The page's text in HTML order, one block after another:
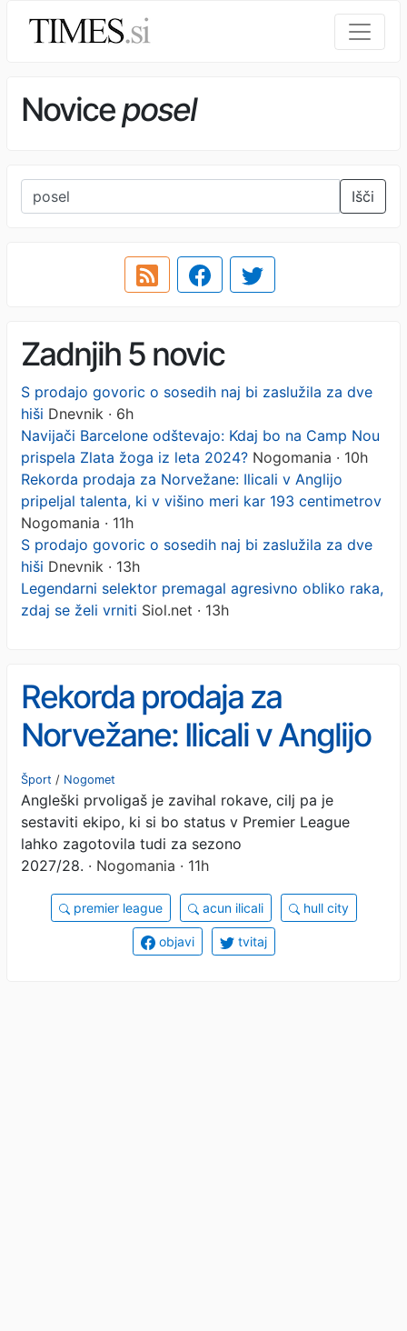
Noviceposel
Išči
Zadnjih 5 novic
S prodajo govoric o sosedih naj bi zaslužila za dve
hiši Dnevnik · 6h
Navijači Barcelone odštevajo: Kdaj bo na Camp Nou
prispela Zlata žoga iz leta 2024? Nogomania · 10h
Rekorda prodaja za Norvežane: Ilicali v Anglijo
pripeljal talenta, ki v višino meri kar 193 centimetrov
Nogomania · 11h
S prodajo govoric o sosedih naj bi zaslužila za dve
hiši Dnevnik · 13h
Legendarni selektor premagal agresivno obliko raka,
zdaj se želi vrniti Siol.net · 13h
Rekorda prodaja za
Norvežane: Ilicali v Anglijo
pripeljal talenta, ki v višino
meri kar 193 centimetrov
Šport / Nogomet
Angleški prvoligaš je zavihal rokave, cilj pa je
sestaviti ekipo, ki si bo status v Premier League
lahko zagotovila tudi za sezono
2027/28. · Nogomania · 11h
premier league acun ilicali hull city
objavi tvitaj